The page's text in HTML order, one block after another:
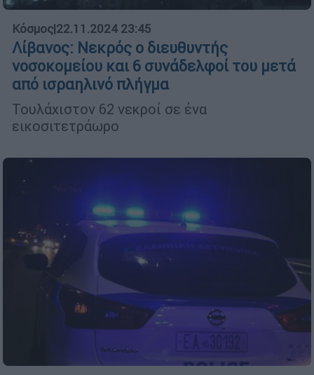
Κόσμος|22.11.2024 23:45
Λίβανος: Νεκρός ο διευθυντής
νοσοκομείου και 6 συνάδελφοί του μετά
από ισραηλινό πλήγμα
Τουλάχιστον 62 νεκροί σε ένα
εικοσιτετράωρο